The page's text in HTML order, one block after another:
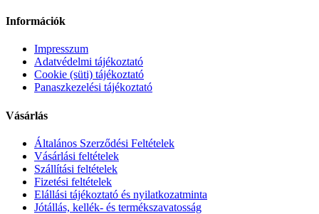
Információk
Impresszum
Adatvédelmi tájékoztató
Cookie (süti) tájékoztató
Panaszkezelési tájékoztató
Vásárlás
Általános Szerződési Feltételek
Vásárlási feltételek
Szállítási feltételek
Fizetési feltételek
Elállási tájékoztató és nyilatkozatminta
Jótállás, kellék- és termékszavatosság